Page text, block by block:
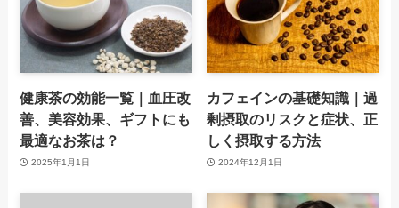
健康茶の効能一覧｜血圧改
善、美容効果、ギフトにも
最適なお茶は？
2025年1月1日
カフェインの基礎知識｜過
剰摂取のリスクと症状、正
しく摂取する方法
2024年12月1日